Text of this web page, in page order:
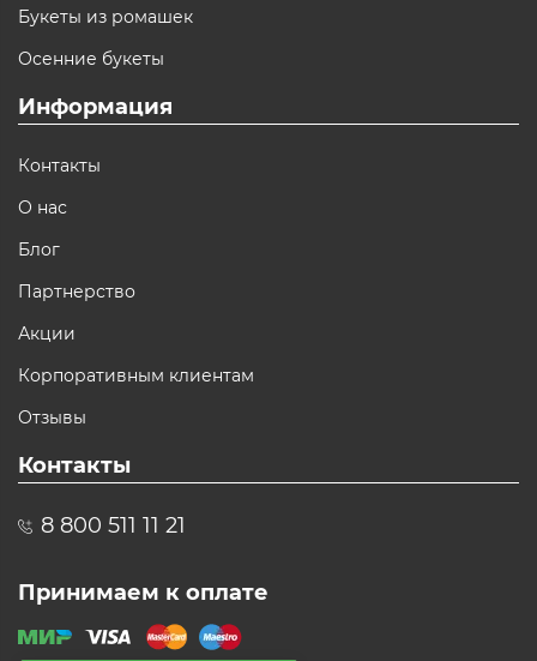
Букеты из ромашек
Осенние букеты
Информация
Контакты
О нас
Блог
Партнерство
Акции
Корпоративным клиентам
Отзывы
Контакты
8 800 511 11 21
Принимаем к оплате